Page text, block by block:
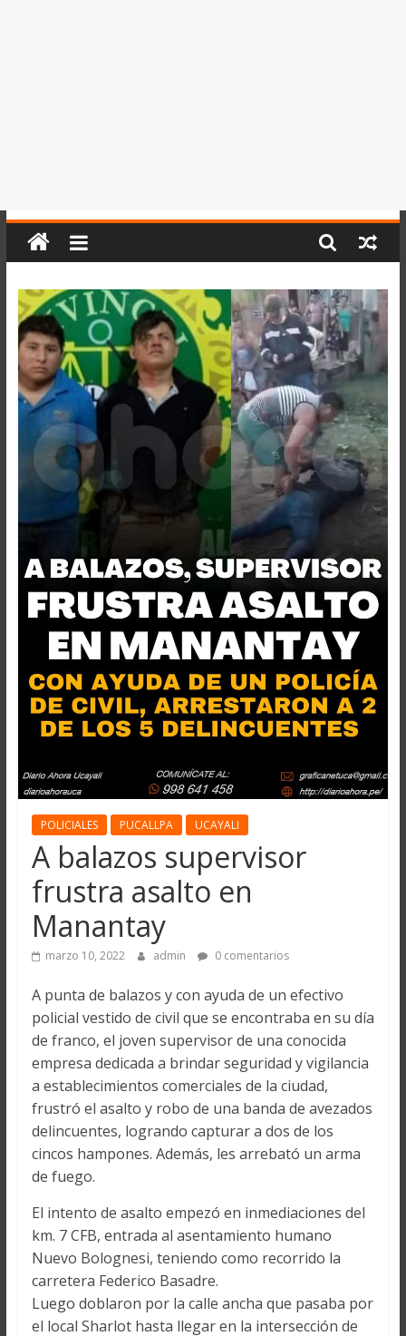
POLICIALES PUCALLPA UCAYALI
A balazos supervisor
frustra asalto en
Manantay
marzo 10, 2022 admin 0 comentarios
A punta de balazos y con ayuda de un efectivo
policial vestido de civil que se encontraba en su día
de franco, el joven supervisor de una conocida
empresa dedicada a brindar seguridad y vigilancia
a establecimientos comerciales de la ciudad,
frustró el asalto y robo de una banda de avezados
delincuentes, logrando capturar a dos de los
cincos hampones. Además, les arrebató un arma
de fuego.
El intento de asalto empezó en inmediaciones del
km. 7 CFB, entrada al asentamiento humano
Nuevo Bolognesi, teniendo como recorrido la
carretera Federico Basadre.
Luego doblaron por la calle ancha que pasaba por
el local Sharlot hasta llegar en la intersección de